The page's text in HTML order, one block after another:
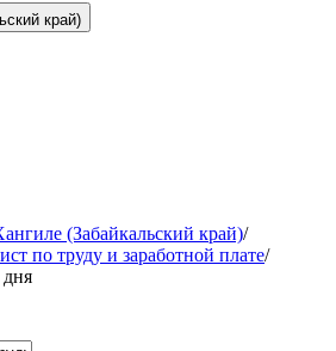
край)
(Забайкальский край)/
по труду и заработной плате/
дня